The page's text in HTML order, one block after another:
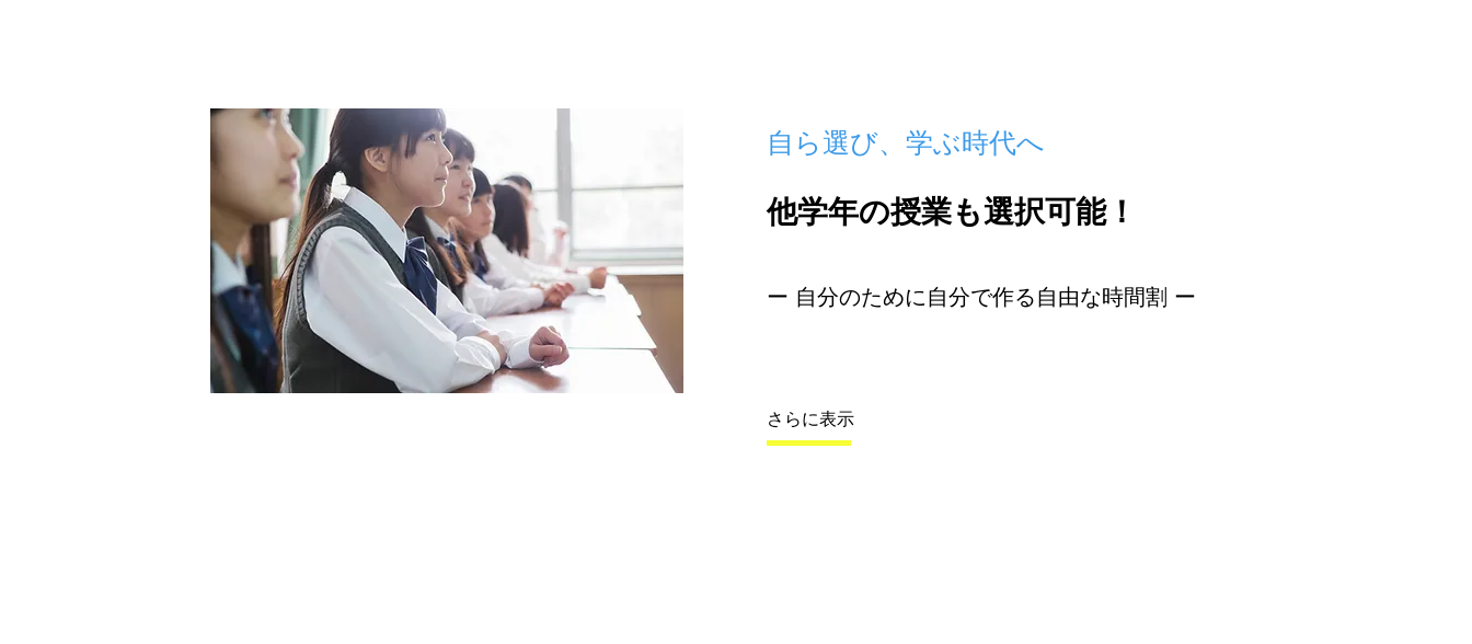
​自ら選び、学ぶ時代へ
他学年の授業も選択可能！
​ー 自分のために自分で作る自由な時間割 ー
さらに表示